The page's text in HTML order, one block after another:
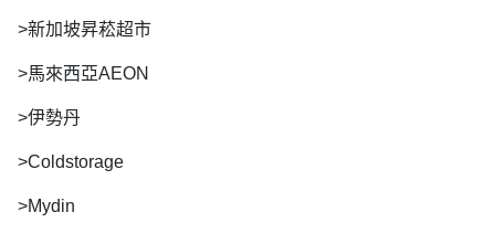
>新加坡昇菘超市
>馬來西亞AEON
>伊勢丹
>Coldstorage
>Mydin